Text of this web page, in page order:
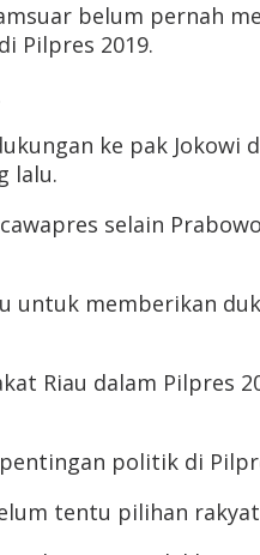
belum pernah
Pilpres 2019.
ke pak Jokowi
lalu.
selain
untuk memberikan
Riau dalam Pilpres
politik di
tentu pilihan